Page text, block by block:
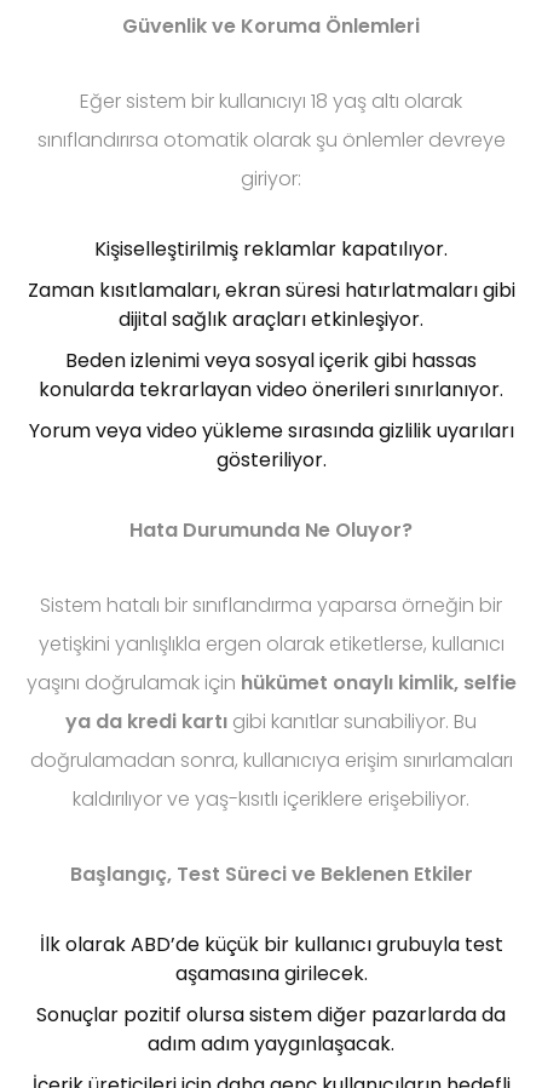
Güvenlik ve Koruma Önlemleri
Eğer sistem bir kullanıcıyı 18 yaş altı olarak
sınıflandırırsa otomatik olarak şu önlemler devreye
giriyor:
Kişiselleştirilmiş reklamlar kapatılıyor.
Zaman kısıtlamaları, ekran süresi hatırlatmaları gibi
dijital sağlık araçları etkinleşiyor.
Beden izlenimi veya sosyal içerik gibi hassas
konularda tekrarlayan video önerileri sınırlanıyor.
Yorum veya video yükleme sırasında gizlilik uyarıları
gösteriliyor.
Hata Durumunda Ne Oluyor?
Sistem hatalı bir sınıflandırma yaparsa örneğin bir
yetişkini yanlışlıkla ergen olarak etiketlerse, kullanıcı
yaşını doğrulamak için hükümet onaylı kimlik, selfie
ya da kredi kartı gibi kanıtlar sunabiliyor. Bu
doğrulamadan sonra, kullanıcıya erişim sınırlamaları
kaldırılıyor ve yaş-kısıtlı içeriklere erişebiliyor.
Başlangıç, Test Süreci ve Beklenen Etkiler
İlk olarak ABD’de küçük bir kullanıcı grubuyla test
aşamasına girilecek.
Sonuçlar pozitif olursa sistem diğer pazarlarda da
adım adım yaygınlaşacak.